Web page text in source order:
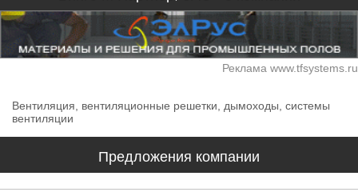
Реклама www.tfsystems.ru
Вентиляция, вентиляционные решетки, дымоходы, системы
вентиляции
Предложения компании